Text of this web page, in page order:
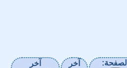
الصفحة:
آخر
آخر